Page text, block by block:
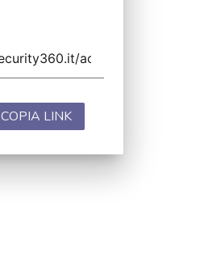
COPIA LINK